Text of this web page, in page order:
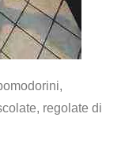
regolate di